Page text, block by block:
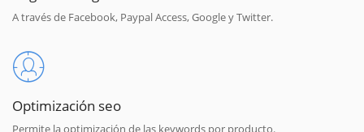
A través de Facebook, Paypal Access, Google y Twitter.
Optimización seo
Permite la optimización de las keywords por producto.